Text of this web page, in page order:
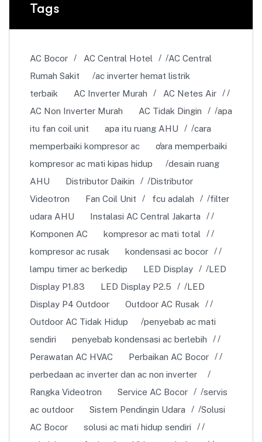
Tags
AC Bocor AC Central Hotel
AC Central
Rumah Sakit
ac inverter hemat listrik
terbaik
AC Inverter Murah
AC Netes Air
AC Non Inverter Murah
AC Tidak Dingin
apa
itu fan coil unit
apa itu ruang AHU
cara
memperbaiki kompresor ac
cara memperbaiki
kompresor ac mati kipas hidup
desain ruang
AHU
Distributor Daikin
Distributor
Videotron
Fan Coil Unit fcu adalah
filter
udara AHU
Instalasi AC Central Jakarta
Komponen AC
kompresor ac mati total
kompresor ac rusak
kondensasi ac bocor
lampu timer ac berkedip
LED Display
LED
Display P1.83
LED Display P2.5
LED
Display P4 Outdoor
Outdoor AC Rusak
Outdoor AC Tidak Hidup
penyebab ac mati
sendiri
penyebab kondensasi ac berlebih
Perawatan AC HVAC
Perbaikan AC Bocor
perbedaan ac inverter dan ac non inverter
Rangka Videotron
Service AC Bocor
servis
ac outdoor
Sistem Pendingin Udara
Solusi
AC Bocor
solusi ac mati hidup sendiri